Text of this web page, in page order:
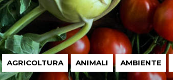
AGRICOLTURA ANIMALI AMBIENTE